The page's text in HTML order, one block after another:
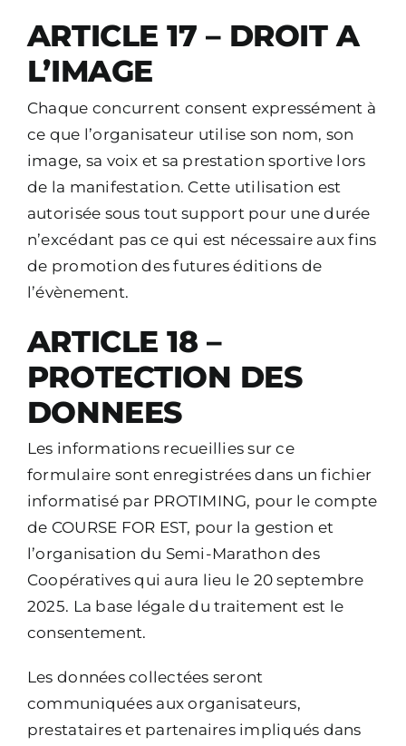
ARTICLE 17 – DROIT A
L’IMAGE
Chaque concurrent consent expressément à
ce que l’organisateur utilise son nom, son
image, sa voix et sa prestation sportive lors
de la manifestation. Cette utilisation est
autorisée sous tout support pour une durée
n’excédant pas ce qui est nécessaire aux fins
de promotion des futures éditions de
l’évènement.
ARTICLE 18 –
PROTECTION DES
DONNEES
Les informations recueillies sur ce
formulaire sont enregistrées dans un fichier
informatisé par PROTIMING, pour le compte
de COURSE FOR EST, pour la gestion et
l’organisation du Semi-Marathon des
Coopératives qui aura lieu le 20 septembre
2025. La base légale du traitement est le
consentement.
Les données collectées seront
communiquées aux organisateurs,
prestataires et partenaires impliqués dans